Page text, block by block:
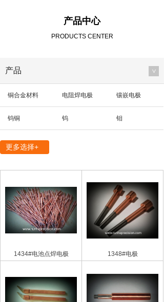
产品中心
PRODUCTS CENTER
产品 >
铜合金材料 电阻焊电极 镶嵌电极
钨铜 钨 钼
精密机械部件
更多选择+
1434#电池点焊电极 1348#电极